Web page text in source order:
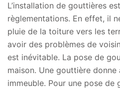
L’installation de gouttières
règlementations. En effet, il
pluie de la toiture vers les
avoir des problèmes de
est inévitable. La pose de
maison. Une gouttière donne
immeuble. Pour une pose de